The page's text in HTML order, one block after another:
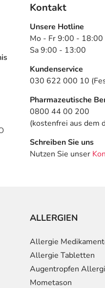
Kontakt
Unsere Hotline
Mo - Fr 9:00 - 18:00
Sa 9:00 - 13:00
Kundenservice
030 622 000 10
Pharmazeutische
0800 44 00 200
(kostenfrei aus dem
Schreiben Sie uns
Nutzen Sie unser
ALLERGIEN
Allergie
Allergie Tabletten
Augentropfen
Mometason